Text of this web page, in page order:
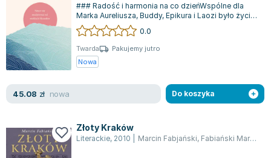
### Radość i harmonia na co dzieńWspólne dla
Marka Aureliusza, Buddy, Epikura i Laozi było życie
pełne radości, lekkości i medytac...
0.0
Twarda
Pakujemy jutro
Nowa
45.08 zł nowa Do koszyka
Złoty Kraków
Literackie, 2010 Marcin Fabjański, Fabiański Marcin